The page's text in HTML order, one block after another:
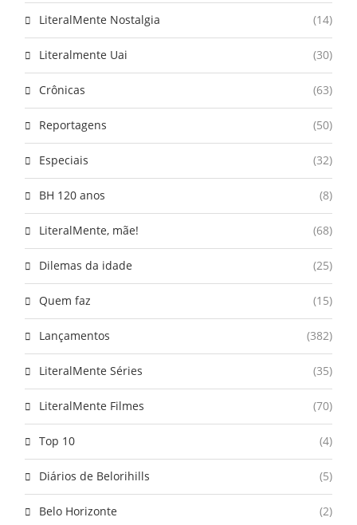
LiteralMente Nostalgia (14)
Literalmente Uai (30)
Crônicas (63)
Reportagens (50)
Especiais (32)
BH 120 anos (8)
LiteralMente, mãe! (68)
Dilemas da idade (25)
Quem faz (15)
Lançamentos (382)
LiteralMente Séries (35)
LiteralMente Filmes (70)
Top 10 (4)
Diários de Belorihills (5)
Belo Horizonte (2)